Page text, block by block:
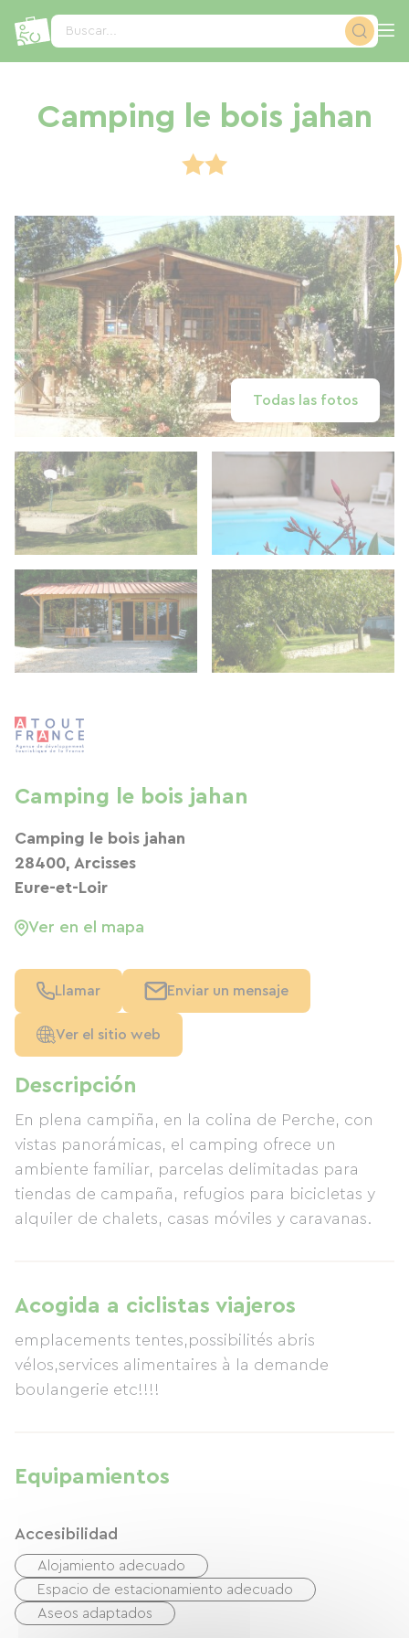
Buscar...
Camping le bois jahan
Todas las fotos
Descripción
En plena campiña, en la colina de Perche, con
vistas panorámicas, el camping ofrece un
ambiente familiar, parcelas delimitadas para
tiendas de campaña, refugios para bicicletas y
alquiler de chalets, casas móviles y caravanas.
Acogida a ciclistas viajeros
emplacements tentes,possibilités abris
vélos,services alimentaires à la demande
boulangerie etc!!!!
Equipamientos
Accesibilidad
Alojamiento adecuado
Espacio de estacionamiento adecuado
Aseos adaptados
Camping le bois jahan
Camping le bois jahan
28400, Arcisses
Eure-et-Loir
Ver en el mapa
Llamar Enviar un mensaje
Ver el sitio web
Panel de gestión de cookies